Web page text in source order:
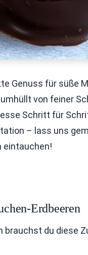
Genuss für süße
von feiner
Schritt für
– lass uns
eintauchen!
Erdbeeren
brauchst du diese